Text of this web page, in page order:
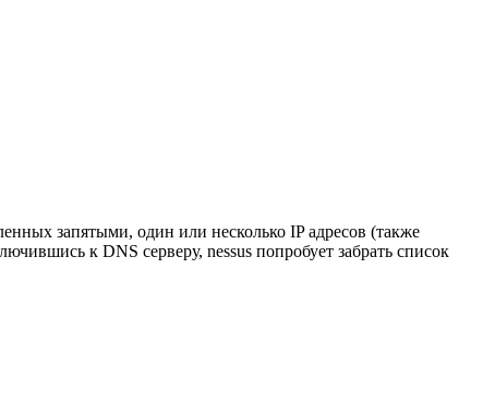
запятыми, один или несколько IP адресов (также
к DNS серверу, nessus попробует забрать список